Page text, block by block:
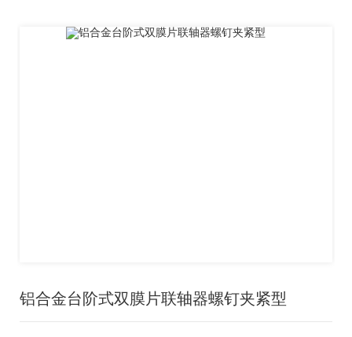
铝合金台阶式双膜片联轴器螺钉夹紧型